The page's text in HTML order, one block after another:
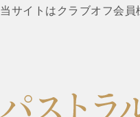
当サイトはクラブオフ会員